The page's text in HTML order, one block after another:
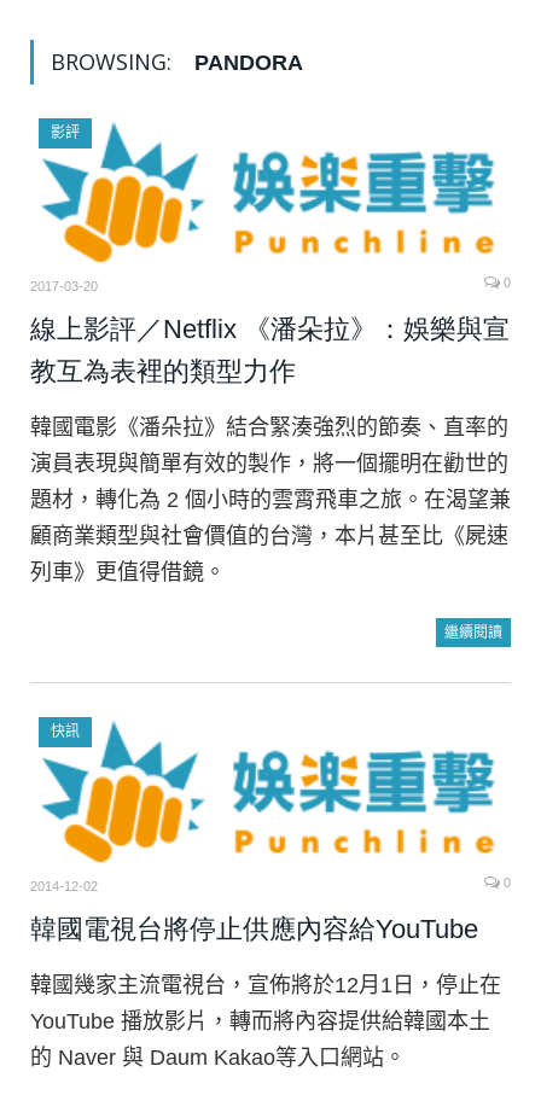
BROWSING: PANDORA
影評
2017-03-20 0
線上影評／Netflix 《潘朵拉》：娛樂與宣
教互為表裡的類型力作
韓國電影《潘朵拉》結合緊湊強烈的節奏、直率的
演員表現與簡單有效的製作，將一個擺明在勸世的
題材，轉化為 2 個小時的雲霄飛車之旅。在渴望兼
顧商業類型與社會價值的台灣，本片甚至比《屍速
列車》更值得借鏡。
繼續閱讀
快訊
2014-12-02 0
韓國電視台將停止供應內容給YouTube
韓國幾家主流電視台，宣佈將於12月1日，停止在
YouTube 播放影片，轉而將內容提供給韓國本土
的 Naver 與 Daum Kakao等入口網站。